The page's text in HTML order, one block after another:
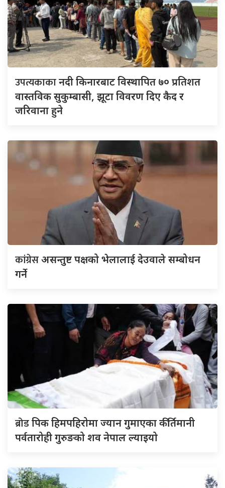
उपत्यकाकानदी किनारबाट विस्थापित ७० प्रतिशत
वास्तविक सुकुम्बासी, झूटा विवरण दिए कैद र
जरिवाना हुने
कांग्रेसअसन्तुष्ट पक्षको भेलालाई देउवाले सम्बोधन
गर्ने
ब्रोडपिक हिमपहिरोमा ज्यान गुमाएका कीर्तिमानी
पर्वतारोही गुरुङको शव नेपाल ल्याइयो